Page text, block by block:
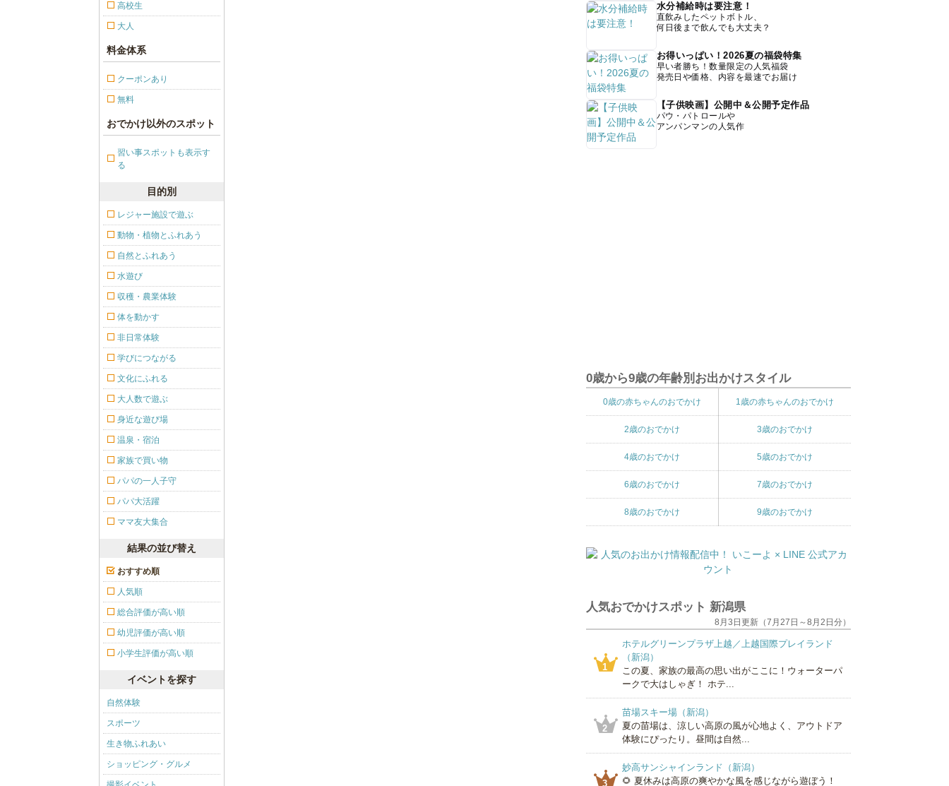
高校生
大人
料金体系
クーポンあり
無料
おでかけ以外のスポット
習い事スポットも表示す
る
目的別
レジャー施設で遊ぶ
動物・植物とふれあう
自然とふれあう
水遊び
収穫・農業体験
体を動かす
非日常体験
学びにつながる
文化にふれる
大人数で遊ぶ
身近な遊び場
温泉・宿泊
家族で買い物
パパの一人子守
パパ大活躍
ママ友大集合
結果の並び替え
おすすめ順
人気順
総合評価が高い順
幼児評価が高い順
小学生評価が高い順
イベントを探す
自然体験
スポーツ
生き物ふれあい
ショッピング・グルメ
水分補給時は要注意！
直飲みしたペットボトル、
何日後まで飲んでも大丈夫？
お得いっぱい！2026夏の福袋特集
早い者勝ち！数量限定の人気福袋
発売日や価格、内容を最速でお届け
【子供映画】公開中＆公開予定作品
パウ・パトロールや
アンパンマンの人気作
0歳から9歳の年齢別お出かけスタイル
0歳の赤ちゃんのおでかけ 1歳の赤ちゃんのおでかけ
2歳のおでかけ 3歳のおでかけ
4歳のおでかけ 5歳のおでかけ
6歳のおでかけ 7歳のおでかけ
8歳のおでかけ 9歳のおでかけ
人気おでかけスポット 新潟県
8月3日更新（7月27日～8月2日分）
1
ホテルグリーンプラザ上越／上越国際プレイランド
（新潟）
この夏、家族の最高の思い出がここに！ウォーターパ
ークで大はしゃぎ！ ホテ...
2
苗場スキー場（新潟）
夏の苗場は、涼しい高原の風が心地よく、アウトドア
体験にぴったり。昼間は自然...
3
妙高サンシャインランド（新潟）
🌻 夏休みは高原の爽やかな風を感じながら遊ぼう！